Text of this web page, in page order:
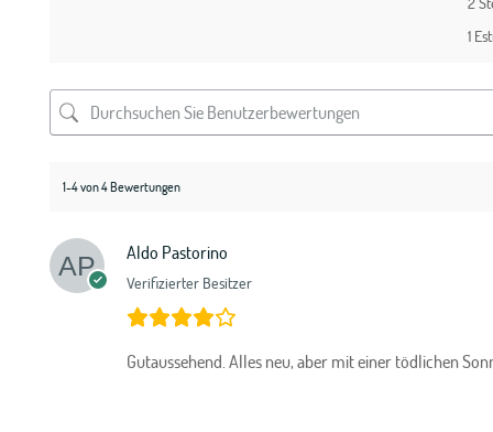
1
1-4 von 4 Bewertungen
Aldo Pastorino
Verifizierter Besitzer
Gutaussehend. Alles neu, aber mit einer tödlichen